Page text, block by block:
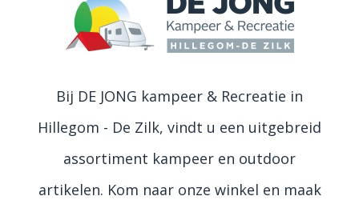
Bij DE JONG kampeer & Recreatie in
Hillegom - De Zilk, vindt u een uitgebreid
assortiment kampeer en outdoor
artikelen. Kom naar onze winkel en maak